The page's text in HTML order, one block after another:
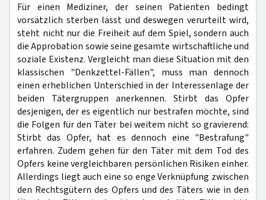
Für einen Mediziner, der seinen Patienten bedingt
vorsätzlich sterben lässt und deswegen verurteilt wird,
steht nicht nur die Freiheit auf dem Spiel, sondern auch
die Approbation sowie seine gesamte wirtschaftliche und
soziale Existenz. Vergleicht man diese Situation mit den
klassischen "Denkzettel-Fällen", muss man dennoch
einen erheblichen Unterschied in der Interessenlage der
beiden Tätergruppen anerkennen. Stirbt das Opfer
desjenigen, der es eigentlich nur bestrafen möchte, sind
die Folgen für den Täter bei weitem nicht so gravierend:
Stirbt das Opfer, hat es dennoch eine "Bestrafung"
erfahren. Zudem gehen für den Täter mit dem Tod des
Opfers keine vergleichbaren persönlichen Risiken einher.
Allerdings liegt auch eine so enge Verknüpfung zwischen
den Rechtsgütern des Opfers und des Täters wie in den